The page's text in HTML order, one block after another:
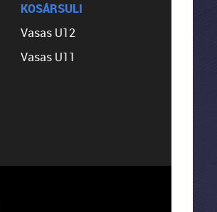
KOSÁRSULI
Vasas U12
Vasas U11